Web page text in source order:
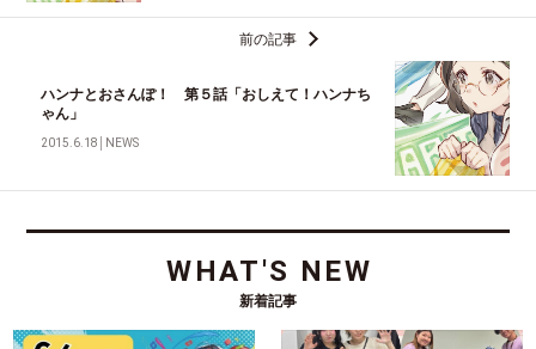
前の記事
ハンナとおさんぽ！ 第５話「おしえて！ハンナち
ゃん」
2015.6.18 NEWS
WHAT'S NEW
新着記事